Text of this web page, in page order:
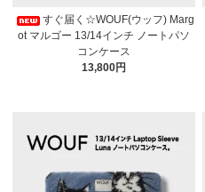
すぐ届く☆WOUF(ウッフ) Marg
ot マルゴー 13/14インチ ノートパソ
コンケース
13,800円